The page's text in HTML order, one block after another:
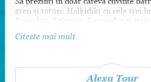
greu și totuși: Halkidiki cu cele trei
Poseidon: Sithonia, Kassandra și
Salonic capitala de nord a țării, Pieria
Atena capitala Greciei, atât de
Citeste mai mult
Alexa Tour